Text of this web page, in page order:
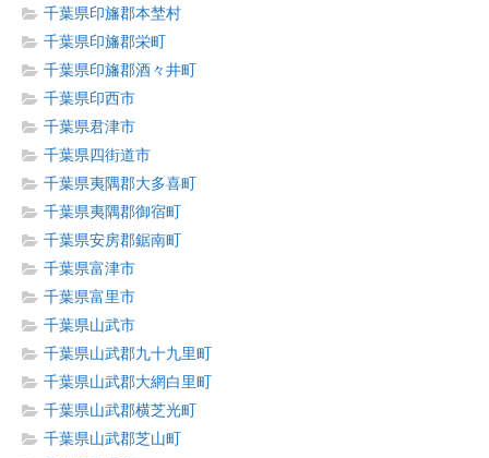
千葉県印旛郡本埜村
千葉県印旛郡栄町
千葉県印旛郡酒々井町
千葉県印西市
千葉県君津市
千葉県四街道市
千葉県夷隅郡大多喜町
千葉県夷隅郡御宿町
千葉県安房郡鋸南町
千葉県富津市
千葉県富里市
千葉県山武市
千葉県山武郡九十九里町
千葉県山武郡大網白里町
千葉県山武郡横芝光町
千葉県山武郡芝山町